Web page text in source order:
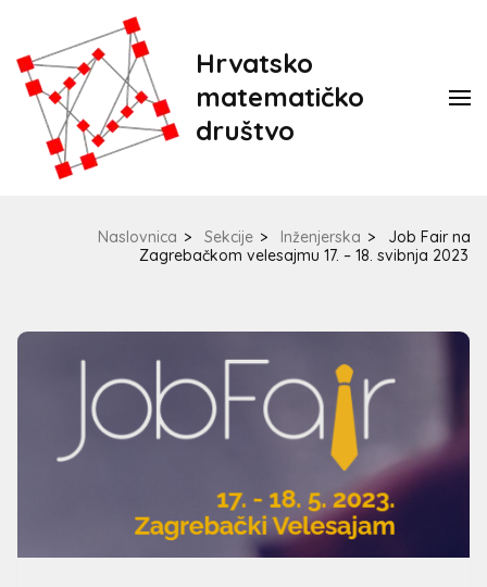
Hrvatsko
matematičko
društvo
Naslovnica > Sekcije > Inženjerska >
Job Fair na
Zagrebačkom velesajmu 17. – 18. svibnja 2023